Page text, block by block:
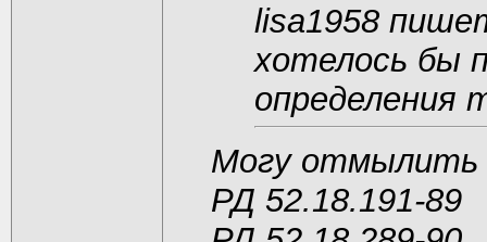
lisa1958
хотелось бы
определения
Могу отмылить
РД 52.18.191-89